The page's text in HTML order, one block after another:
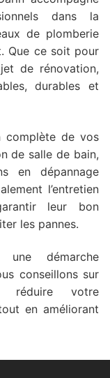
dans la
de plomberie
Que ce soit pour
de rénovation,
durables et
complète de vos
de salle de bain,
en dépannage
l’entretien
leur bon
les pannes.
démarche
conseillons sur
réduire votre
en améliorant